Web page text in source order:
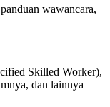
wawancara,
Skilled Worker),
dan lainnya